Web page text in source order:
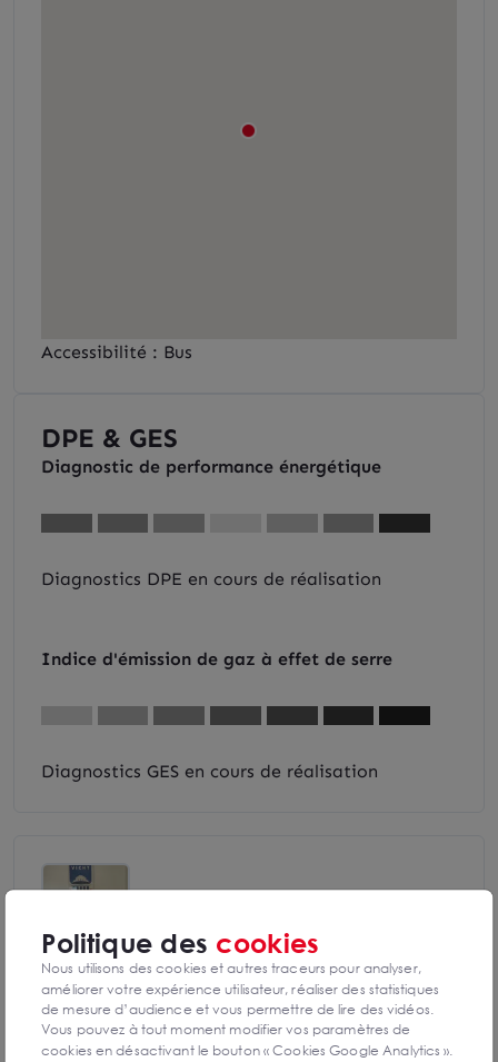
Accessibilité : Bus
DPE & GES
Diagnostic de performance énergétique
Diagnostics DPE en cours de réalisation
Indice d'émission de gaz à effet de serre
Diagnostics GES en cours de réalisation
06 85 41 67 57
Mettre en favoris
Politique des cookies
Nous utilisons des cookies et autres traceurs pour analyser,
améliorer votre expérience utilisateur, réaliser des statistiques
de mesure d’audience et vous permettre de lire des vidéos.
Vous pouvez à tout moment modifier vos paramètres de
cookies en désactivant le bouton « Cookies Google Analytics ».